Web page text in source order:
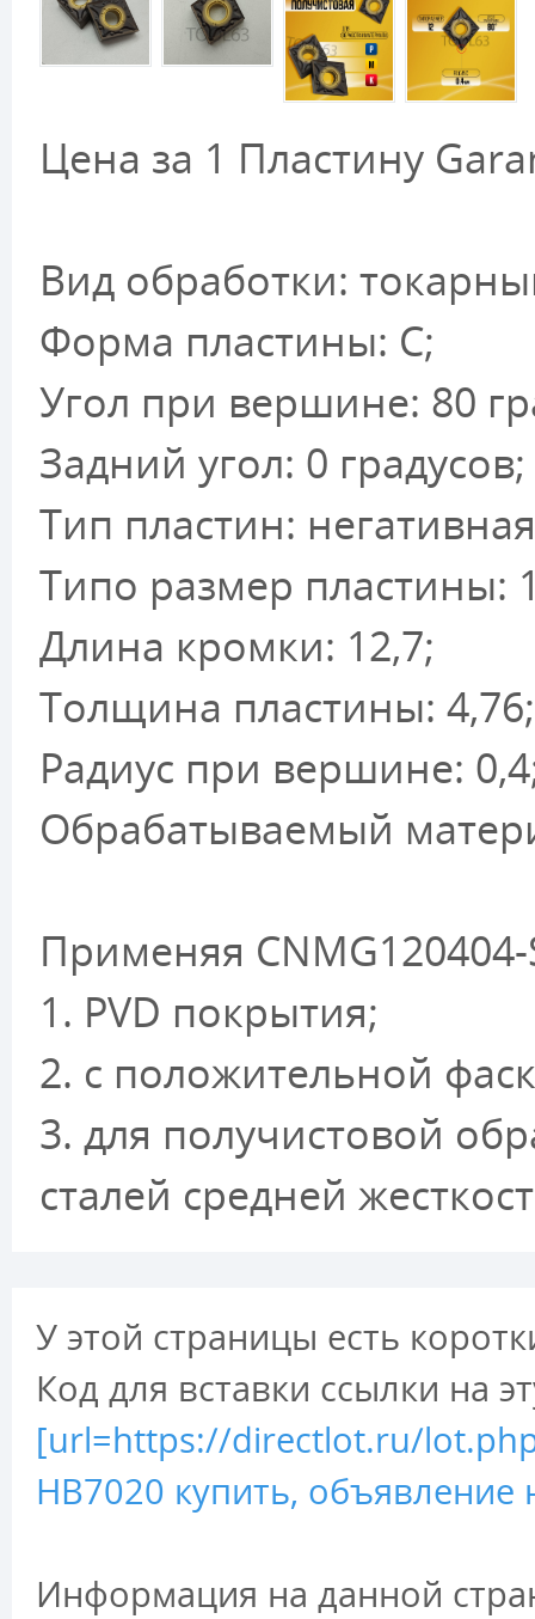
Цена за 1 Пластину
Вид обработки:
Форма пластины: С;
Угол при вершине: 80
Задний угол: 0 градусов;
Тип пластин:
Типо размер пластины:
Длина кромки: 12,7;
Толщина пластины: 4,76;
Радиус при вершине:
Обрабатываемый
Применяя
1. PVD покрытия;
2. с положительной
3. для получистовой
сталей средней
У этой страницы есть
Код для вставки ссылки на
[url=https://directlot.ru/
HB7020 купить, объявление
Информация на данной